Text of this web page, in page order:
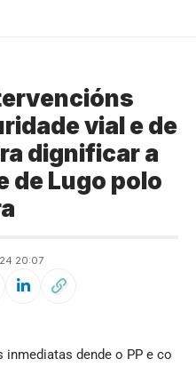
vial e de
dignificar a
de Lugo polo
20:07
dende o PP e co